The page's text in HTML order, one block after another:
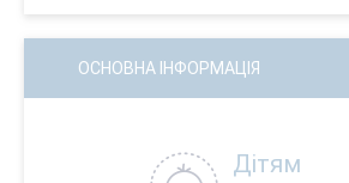
ОСНОВНА ІНФОРМАЦІЯ
Дітям